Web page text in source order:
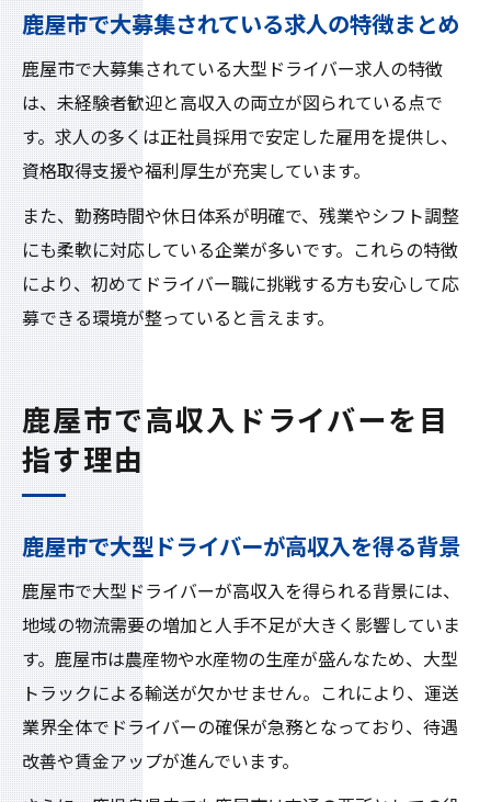
鹿屋市で大募集されている求人の特徴まとめ
鹿屋市で大募集されている大型ドライバー求人の特徴
は、未経験者歓迎と高収入の両立が図られている点で
す。求人の多くは正社員採用で安定した雇用を提供し、
資格取得支援や福利厚生が充実しています。
また、勤務時間や休日体系が明確で、残業やシフト調整
にも柔軟に対応している企業が多いです。これらの特徴
により、初めてドライバー職に挑戦する方も安心して応
募できる環境が整っていると言えます。
鹿屋市で高収入ドライバーを目
指す理由
鹿屋市で大型ドライバーが高収入を得る背景
鹿屋市で大型ドライバーが高収入を得られる背景には、
地域の物流需要の増加と人手不足が大きく影響していま
す。鹿屋市は農産物や水産物の生産が盛んなため、大型
トラックによる輸送が欠かせません。これにより、運送
業界全体でドライバーの確保が急務となっており、待遇
改善や賃金アップが進んでいます。